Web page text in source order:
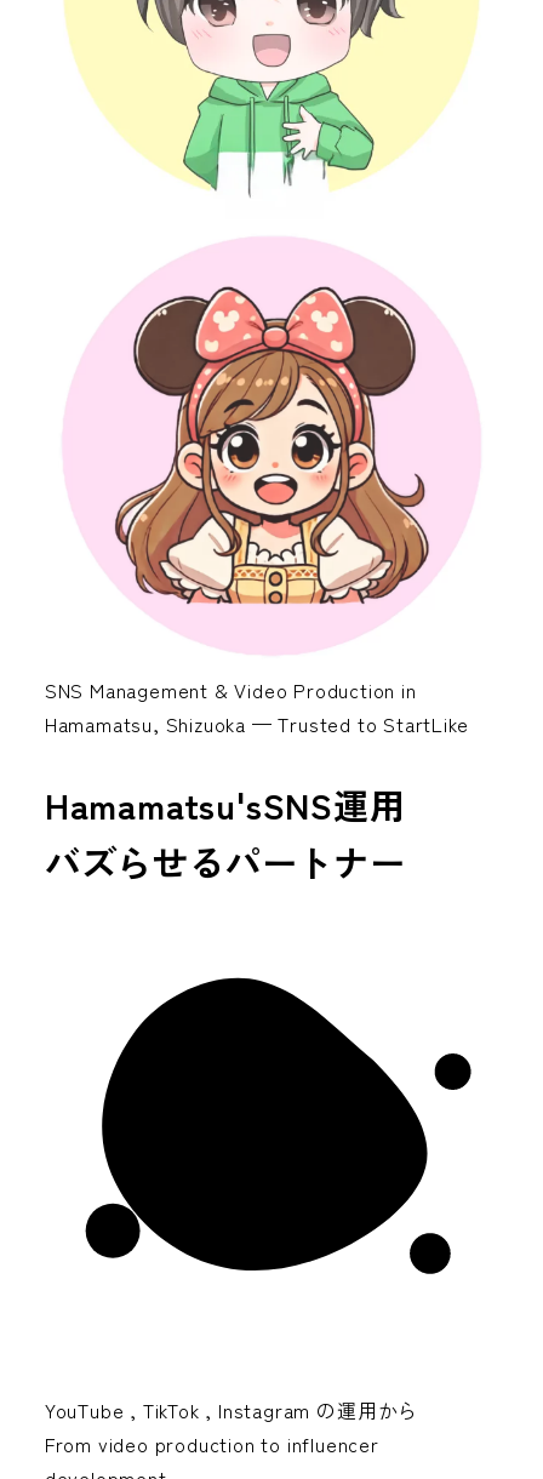
SNS Management & Video Production in
Hamamatsu, Shizuoka — Trusted to StartLike
Hamamatsu'sSNS運用
バズらせるパートナー
YouTube , TikTok , Instagram の運用から
From video production to influencer